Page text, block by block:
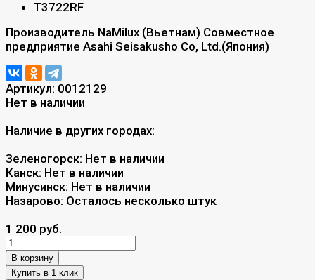
Производитель NaMilux (Вьетнам) Совместное
предприятие Asahi Seisakusho Co, Ltd.(Япония)
Артикул: 0012129
Нет в наличии
Наличие в других городах:
Зеленогорск: Нет в наличии
Канск: Нет в наличии
Минусинск: Нет в наличии
Назарово: Осталось несколько штук
1 200 руб.
В корзину